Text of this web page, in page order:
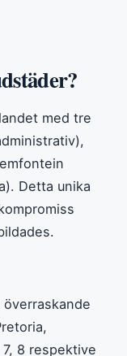
med tre
Detta unika
8 respektive